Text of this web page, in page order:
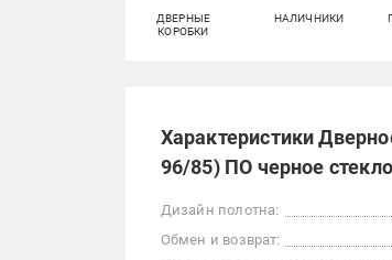
ДВЕРНЫЕ
КОРОБКИ
НАЛИЧНИКИ
Характеристики
96/85) ПО черное
Дизайн полотна:
Обмен и возврат: